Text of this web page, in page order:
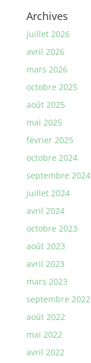
Archives
juillet 2026
avril 2026
mars 2026
octobre 2025
août 2025
mai 2025
février 2025
octobre 2024
septembre 2024
juillet 2024
avril 2024
octobre 2023
août 2023
avril 2023
mars 2023
septembre 2022
août 2022
mai 2022
avril 2022